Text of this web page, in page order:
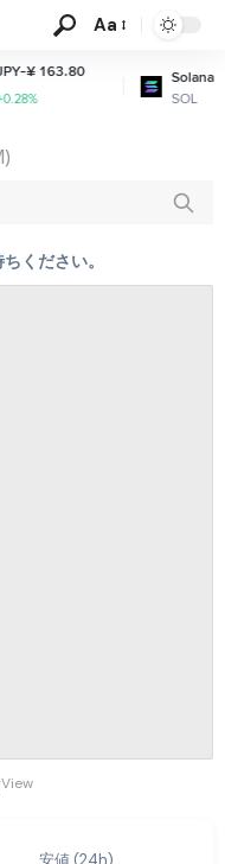
Aa
¥ 163.80
Solana
SOL
ください。
安値 (24h)